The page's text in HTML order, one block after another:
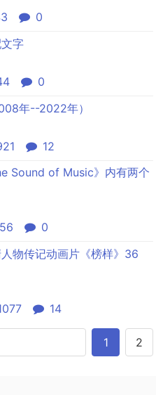
0
字
0
年--2022年）
12
Sound of Music》内有两个
0
物传记动画片《榜样》36
14
1 2